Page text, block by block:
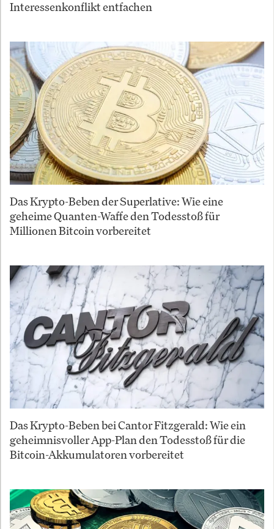
Interessenkonflikt entfachen
Das Krypto-Beben der Superlative: Wie eine
geheime Quanten-Waffe den Todesstoß für
Millionen Bitcoin vorbereitet
Das Krypto-Beben bei Cantor Fitzgerald: Wie ein
geheimnisvoller App-Plan den Todesstoß für die
Bitcoin-Akkumulatoren vorbereitet